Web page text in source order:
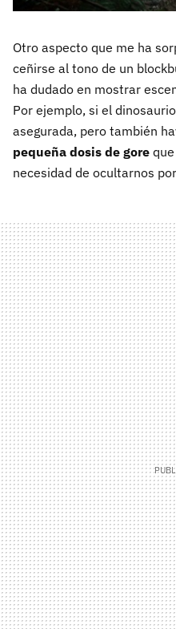
Otro aspecto que me ha
ceñirse al tono de un
ha dudado en mostrar
Por ejemplo, si el
asegurada, pero también
pequeña dosis de gore
necesidad de ocultarnos